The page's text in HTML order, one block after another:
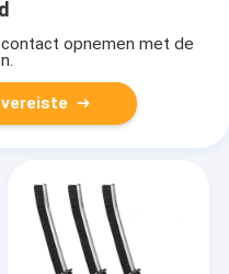
opnemen met de
vereiste